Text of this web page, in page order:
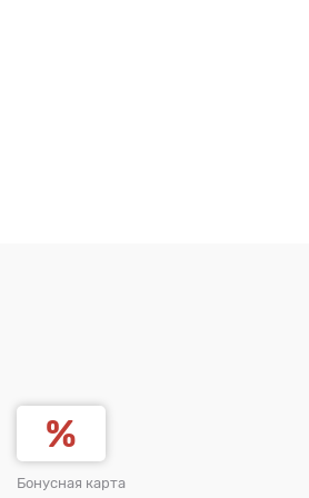
Бонусная карта